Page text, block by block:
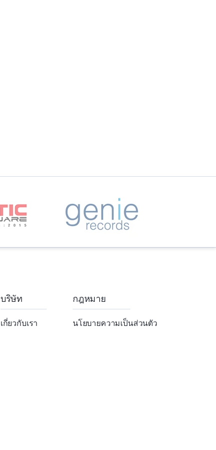
บริษัท
เกี่ยวกับเรา
กฎหมาย
นโยบายความเป็นส่วนตัว